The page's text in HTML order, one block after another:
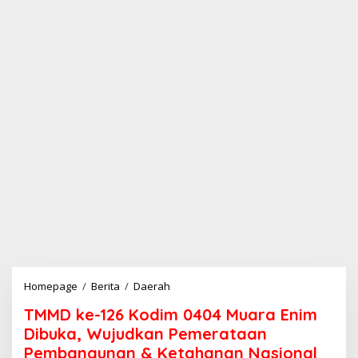
Homepage / Berita / Daerah
M
D
k
TMMD ke-126 Kodim 0404 Muara Enim
Dibuka, Wujudkan Pemerataan
Pembangunan & Ketahanan Nasional